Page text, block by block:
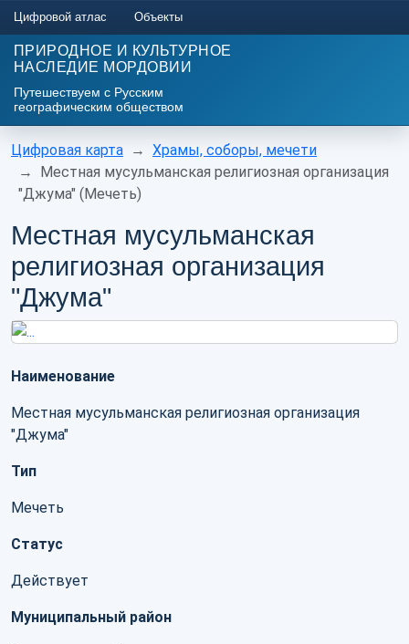
ПРИРОДНОЕ И КУЛЬТУРНОЕ
НАСЛЕДИЕ МОРДОВИИ
Путешествуем с Русским
географическим обществом
Цифровой атлас Объекты
Цифровая карта
Храмы, соборы, мечети
Местная мусульманская религиозная организация
"Джума" (Мечеть)
Местная мусульманская
религиозная организация
"Джума"
Наименование
Местная мусульманская религиозная организация
"Джума"
Тип
Мечеть
Статус
Действует
Муниципальный район